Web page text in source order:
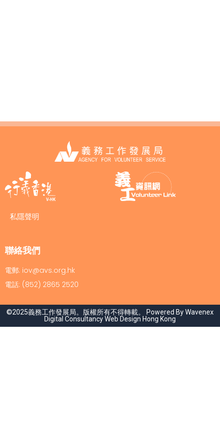
私隱聲明
聯絡我們
電郵: iov@avs.org.hk
電話: (852) 2865 2520
©2025義務工作發展局。版權所有不得轉載。 Powered By Wavenex
Digital ConsultancyWeb Design Hong Kong